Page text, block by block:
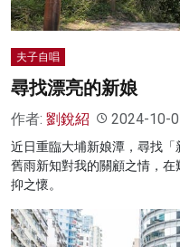
夫子自唱
尋找漂亮的新娘
作者: 劉銳紹 2024-10-
近日重臨大埔新娘潭，尋找
舊雨新知對我的關顧之情，
抑之懷。